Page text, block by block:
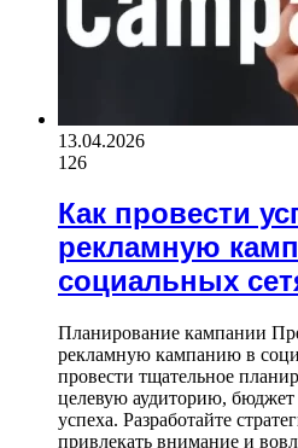
13.04.2026
126
Как провести
рекламную
социальных
Планирование кампании
рекламную кампанию в
провести тщательное
целевую аудиторию,
успеха. Разработайте
привлекать внимание и